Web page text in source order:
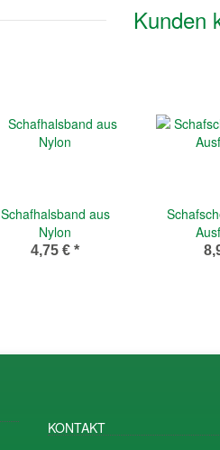
Kunden
Schafhalsband aus
Nylon
4,75 € *
KONTAKT